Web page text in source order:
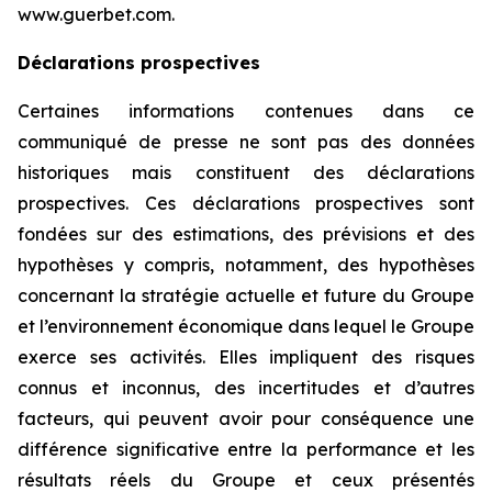
www.guerbet.com.
Déclarations prospectives
Certaines informations contenues dans ce
communiqué de presse ne sont pas des données
historiques mais constituent des déclarations
prospectives. Ces déclarations prospectives sont
fondées sur des estimations, des prévisions et des
hypothèses y compris, notamment, des hypothèses
concernant la stratégie actuelle et future du Groupe
et l’environnement économique dans lequel le Groupe
exerce ses activités. Elles impliquent des risques
connus et inconnus, des incertitudes et d’autres
facteurs, qui peuvent avoir pour conséquence une
différence significative entre la performance et les
résultats réels du Groupe et ceux présentés